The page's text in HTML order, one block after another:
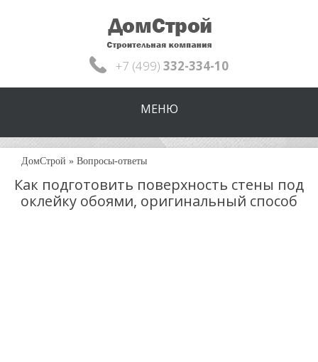
+7 (499) 332-334-10
МЕНЮ
ДомСтрой » Вопросы-ответы
Как подготовить поверхность стены под
оклейку обоями, оригинальный способ